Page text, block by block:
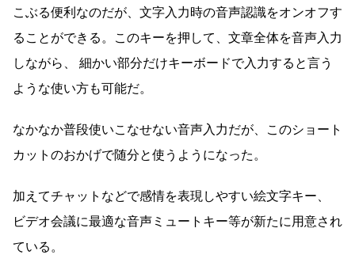
こぶる便利なのだが、文字入力時の音声認識をオンオフす
ることができる。このキーを押して、文章全体を音声入力
しながら、 細かい部分だけキーボードで入力すると言う
ような使い方も可能だ。
なかなか普段使いこなせない音声入力だが、このショート
カットのおかげで随分と使うようになった。
加えてチャットなどで感情を表現しやすい絵文字キー、
ビデオ会議に最適な音声ミュートキー等が新たに用意され
ている。